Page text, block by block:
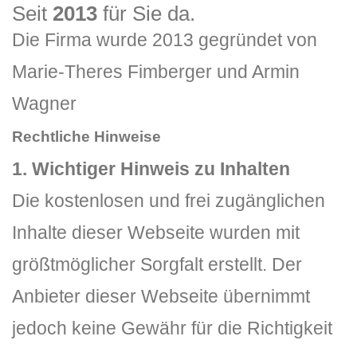
Seit 2013 für Sie da.
Die Firma wurde 2013 gegründet von
Marie-Theres Fimberger und Armin
Wagner
Rechtliche Hinweise
1. Wichtiger Hinweis zu Inhalten
Die kostenlosen und frei zugänglichen
Inhalte dieser Webseite wurden mit
größtmöglicher Sorgfalt erstellt. Der
Anbieter dieser Webseite übernimmt
jedoch keine Gewähr für die Richtigkeit